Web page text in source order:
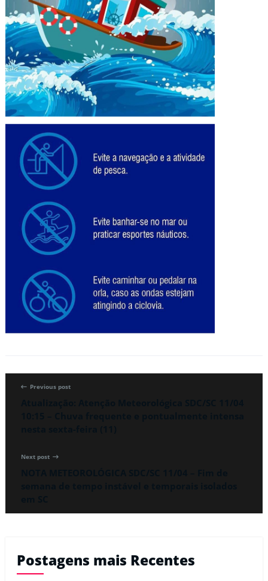
Previous post
Next post
Postagens mais Recentes